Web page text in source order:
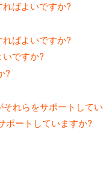
ばよいですか?
ばよいですか?
ですか?
?
れらをサポートして
ポートしていますか?